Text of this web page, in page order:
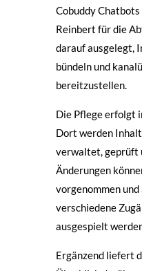
Cobuddy
Reinbert für die
darauf ausgelegt,
bündeln und
bereitzustellen.
Die Pflege erfolgt
Dort werden
verwaltet, geprüft
Änderungen
vorgenommen
verschiedene
ausgespielt
Ergänzend liefert